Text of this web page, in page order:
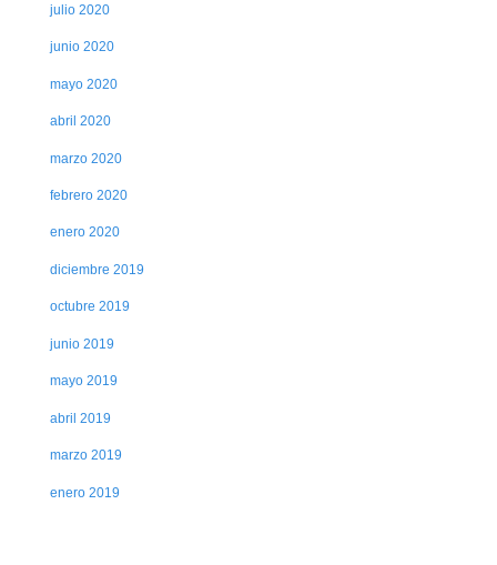
julio 2020
junio 2020
mayo 2020
abril 2020
marzo 2020
febrero 2020
enero 2020
diciembre 2019
octubre 2019
junio 2019
mayo 2019
abril 2019
marzo 2019
enero 2019